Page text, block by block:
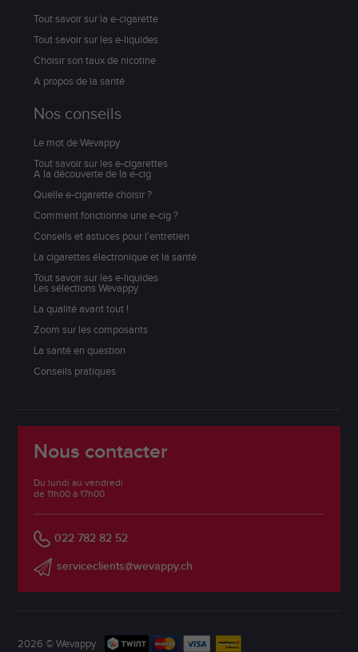
Tout savoir sur la e-cigarette
Tout savoir sur les e-liquides
Choisir son taux de nicotine
A propos de la santé
Nos conseils
Le mot de Wevappy
Tout savoir sur les e-cigarettes
A la découverte de la e-cig
Quelle e-cigarette choisir ?
Comment fonctionne une e-cig ?
Conseils et astuces pour l’entretien
La cigarettes électronique et la santé
Tout savoir sur les e-liquides
Les sélections Wevappy
La qualité avant tout !
Zoom sur les composants
La santé en question
Conseils pratiques
Nous contacter
Du lundi au vendredi
de 11h00 à 17h00
022 782 82 52
serviceclients@wevappy.ch
2026 © Wevappy